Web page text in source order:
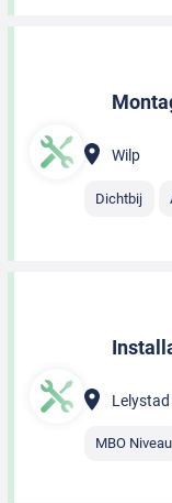
Wilp
Dichtbij
Lelystad
MBO Niveau